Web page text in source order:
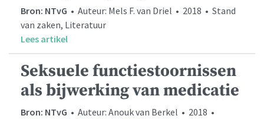
Bron: NTvG • Auteur: Mels F. van Driel • 2018 • Stand
van zaken, Literatuur
Lees artikel
Seksuele functiestoornissen
als bijwerking van medicatie
Bron: NTvG • Auteur: Anouk van Berkel • 2018 •